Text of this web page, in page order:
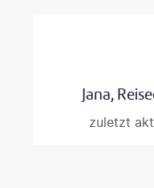
Jana,
zuletzt